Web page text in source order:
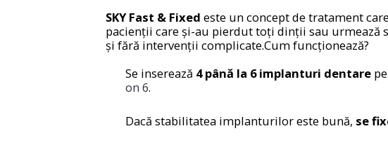
SKY Fast & Fixed este un concept de tratament
pacienții care și-au pierdut toți dinții sau urmează
și fără intervenții complicate.Cum funcționează?
Se inserează 4 până la 6 implanturi dentare
on 6.
Dacă stabilitatea implanturilor este bună, se